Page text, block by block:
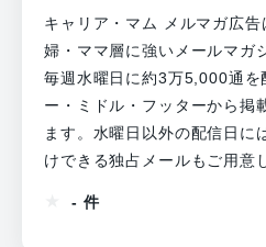
キャリア・マム メルマガ広
婦・ママ層に強いメールマガ
毎週水曜日に約3万5,000通を
ー・ミドル・フッターから掲
ます。水曜日以外の配信日に
けできる独占メールもご用意
- 件